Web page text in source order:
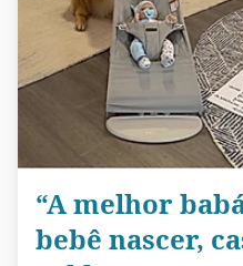
“A melhor
bebê nascer,